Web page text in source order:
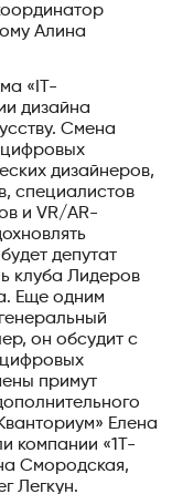
Алина
«IT-
дизайна
Смена
цифровых
дизайнеров,
специалистов
и VR/AR-
депутат
клуба Лидеров
Еще одним
он обсудит с
примут
Елена
компании «1T-
Смородская,
Легкун.